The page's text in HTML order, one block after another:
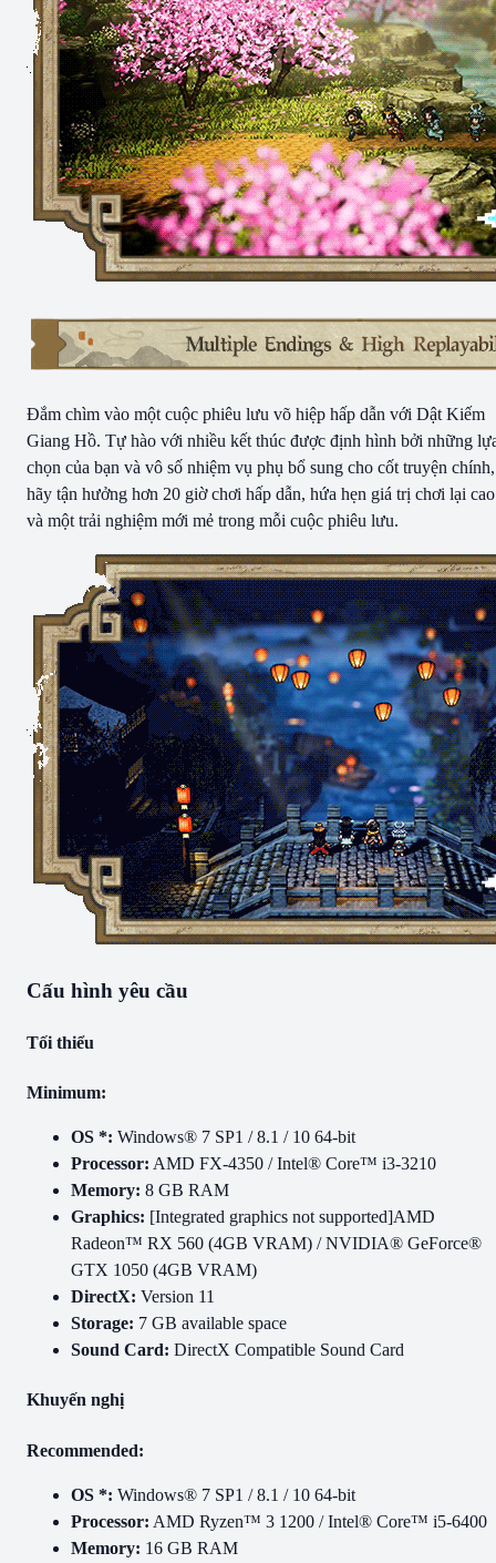
Đắm chìm vào một cuộc phiêu lưu võ hiệp hấp dẫn với Dật Kiếm
Giang Hồ. Tự hào với nhiều kết thúc được định hình bởi những
chọn của bạn và vô số nhiệm vụ phụ bổ sung cho cốt truyện chính,
hãy tận hưởng hơn 20 giờ chơi hấp dẫn, hứa hẹn giá trị chơi lại cao
và một trải nghiệm mới mẻ trong mỗi cuộc phiêu lưu.
Cấu hình yêu cầu
Tối thiểu
Minimum:
OS *: Windows® 7 SP1 / 8.1 / 10 64-bit
Processor: AMD FX-4350 / Intel® Core™ i3-3210
Memory: 8 GB RAM
Graphics: [Integrated graphics not supported]AMD
Radeon™ RX 560 (4GB VRAM) / NVIDIA® GeForce®
GTX 1050 (4GB VRAM)
DirectX: Version 11
Storage: 7 GB available space
Sound Card: DirectX Compatible Sound Card
Khuyến nghị
Recommended:
OS *: Windows® 7 SP1 / 8.1 / 10 64-bit
Processor: AMD Ryzen™ 3 1200 / Intel® Core™ i5-6400
Memory: 16 GB RAM